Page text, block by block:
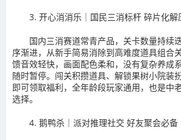
3. 开心消消乐｜国民三消标杆 碎片化解
国内三消赛道常青产品，关卡数量持续
序渐进，从新手简易消除到高难度道具组合
馈音效轻快，画面配色柔和，没有复杂养成
随时暂停。闯关积攒道具、解锁果树小院装
即可领取福利，全年龄段玩家通用，也是中
选择。
4. 鹅鸭杀｜派对推理社交 好友聚会必备